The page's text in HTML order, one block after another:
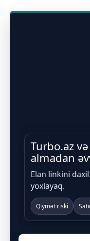
Turbo.az və
almadan
Elan linkini
yoxlayaq.
Qiymət riski